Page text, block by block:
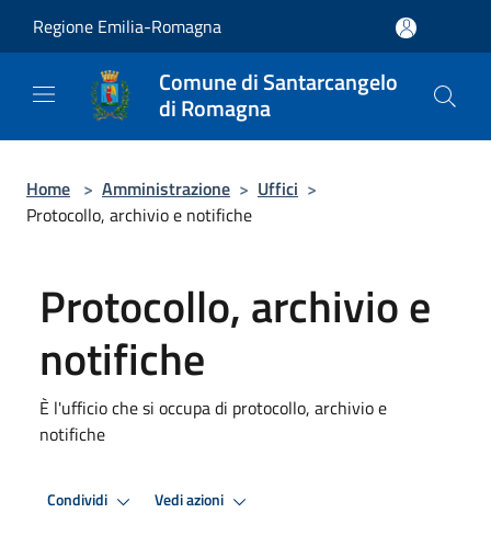
Regione Emilia-Romagna
Comune di Santarcangelo
di Romagna
Home > Amministrazione > Uffici >
Protocollo, archivio e notifiche
Protocollo, archivio e
notifiche
È l'ufficio che si occupa di protocollo, archivio e
notifiche
Condividi Vedi azioni